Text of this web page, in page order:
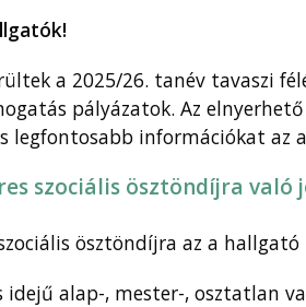
a 2025/26. tanév tavaszi
pályázatok. Az
legfontosabb információkat az
szociális ösztöndíjra való
ösztöndíjra az a
idejű alap-, mester-, osztatlan